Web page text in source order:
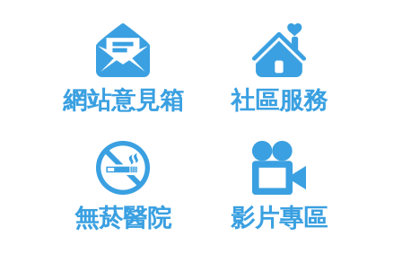
網站意見箱 社區服務
無菸醫院 影片專區